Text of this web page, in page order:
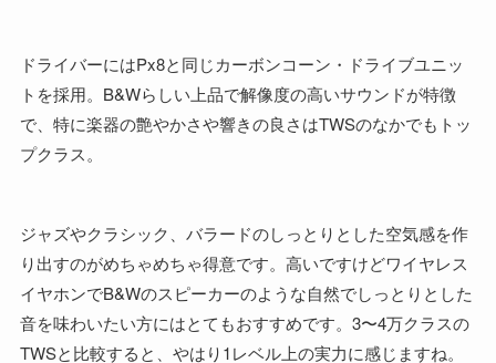
ドライバーにはPx8と同じカーボンコーン・ドライブユニッ
トを採用。B&Wらしい上品で解像度の高いサウンドが特徴
で、特に楽器の艶やかさや響きの良さはTWSのなかでもトッ
プクラス。
ジャズやクラシック、バラードのしっとりとした空気感を作
り出すのがめちゃめちゃ得意です。高いですけどワイヤレス
イヤホンでB&Wのスピーカーのような自然でしっとりとした
音を味わいたい方にはとてもおすすめです。3〜4万クラスの
TWSと比較すると、やはり1レベル上の実力に感じますね。